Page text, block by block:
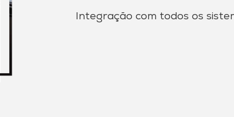
Integração com todos os